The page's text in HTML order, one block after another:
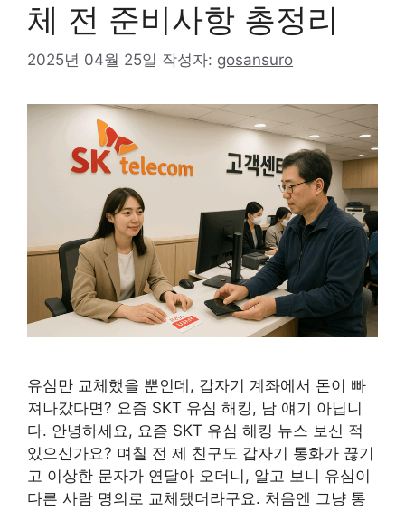
체 전 준비사항 총정리
2025년 04월 25일 작성자: gosansuro
유심만 교체했을 뿐인데, 갑자기 계좌에서 돈이 빠
져나갔다면? 요즘 SKT 유심 해킹, 남 얘기 아닙니
다. 안녕하세요, 요즘 SKT 유심 해킹 뉴스 보신 적
있으신가요? 며칠 전 제 친구도 갑자기 통화가 끊기
고 이상한 문자가 연달아 오더니, 알고 보니 유심이
다른 사람 명의로 교체됐더라구요. 처음엔 그냥 통